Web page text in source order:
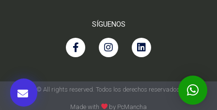
SÍGUENOS
© All rights reserved. Todos los derechos reservados.
Made with by PcMancha​​